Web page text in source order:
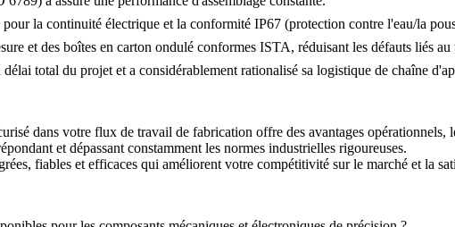
la continuité électrique et la conformité IP67 (protection contre l'eau/la
et des boîtes en carton ondulé conformes ISTA, réduisant les défauts liés
total du projet et a considérablement rationalisé sa logistique de chaîne
dans votre flux de travail de fabrication offre des avantages
et dépassant constamment les normes industrielles rigoureuses.
fiables et efficaces qui améliorent votre compétitivité sur le marché et la